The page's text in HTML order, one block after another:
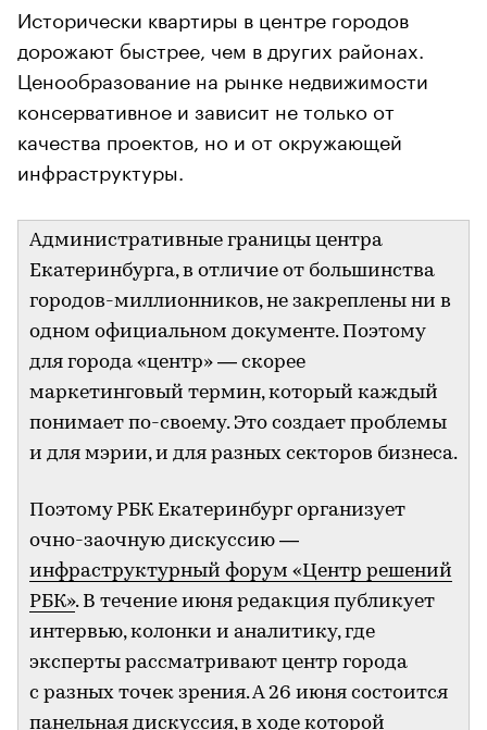
Исторически квартиры в центре городов
дорожают быстрее, чем в других районах.
Ценообразование на рынке недвижимости
консервативное и зависит не только от
качества проектов, но и от окружающей
инфраструктуры.
Административные границы центра
Екатеринбурга, в отличие от большинства
городов-миллионников, не закреплены ни в
одном официальном документе. Поэтому
для города «центр» — скорее
маркетинговый термин, который каждый
понимает по-своему. Это создает проблемы
и для мэрии, и для разных секторов бизнеса.
Поэтому РБК Екатеринбург организует
очно-заочную дискуссию —
инфраструктурный форум «Центр решений
РБК». В течение июня редакция публикует
интервью, колонки и аналитику, где
эксперты рассматривают центр города
с разных точек зрения. А 26 июня состоится
панельная дискуссия, в ходе которой